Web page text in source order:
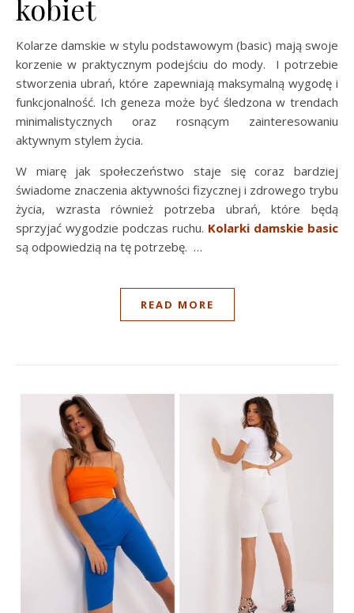
kobiet
Kolarze damskie w stylu podstawowym (basic) mają swoje
korzenie w praktycznym podejściu do mody. I potrzebie
stworzenia ubrań, które zapewniają maksymalną wygodę i
funkcjonalność. Ich geneza może być śledzona w trendach
minimalistycznych oraz rosnącym zainteresowaniu
aktywnym stylem życia.
W miarę jak społeczeństwo staje się coraz bardziej
świadome znaczenia aktywności fizycznej i zdrowego trybu
życia, wzrasta również potrzeba ubrań, które będą
sprzyjać wygodzie podczas ruchu. Kolarki damskie basic
są odpowiedzią na tę potrzebę. …
READ MORE